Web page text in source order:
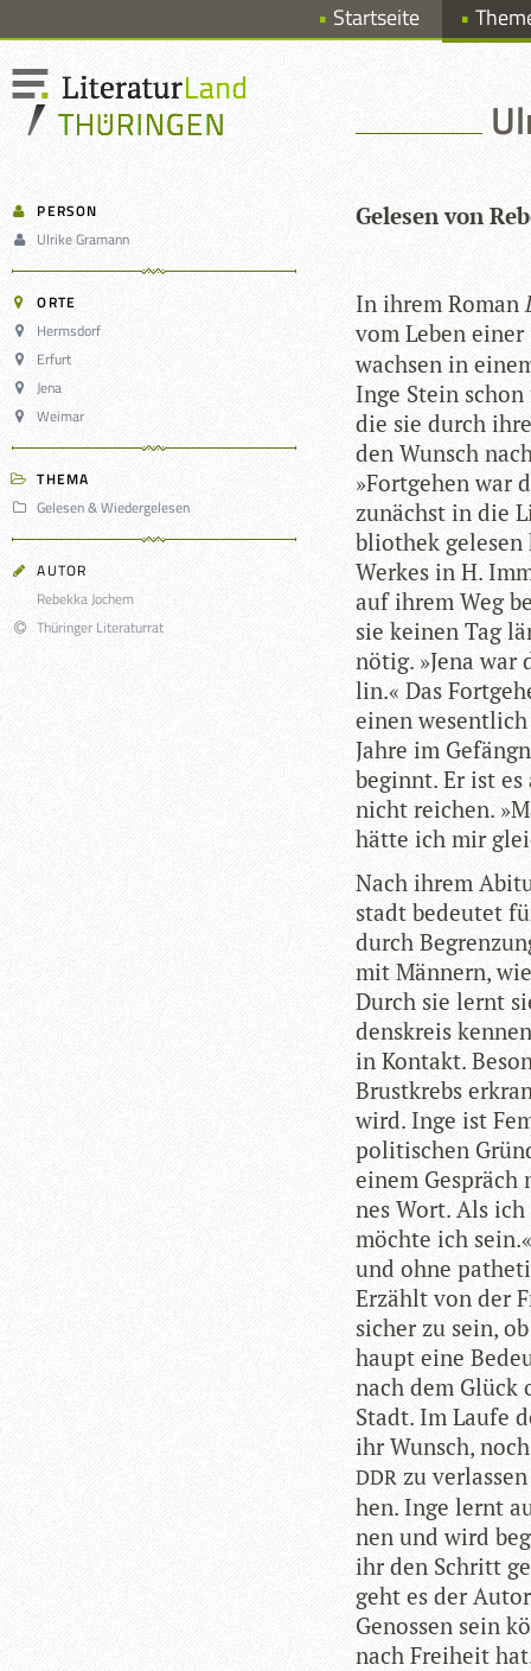
Startseite
PERSON
Ulrike Gramann
ORTE
Hermsdorf
Erfurt
Jena
Weimar
THEMA
Gelesen & Wiedergelesen
AUTOR
Rebekka Jochem
Thüringer Literaturrat
Gele­sen von
In ihrem Roman
vom Leben
wach­sen in
Inge Stein
die sie durch
den Wunsch
»Fort­ge­hen war
zunächst in die
blio­thek
Wer­kes in H.
auf ihrem Weg
sie kei­nen Tag
nötig. »Jena war
lin.« Das
einen
Jahre im
beginnt. Er ist
nicht rei­chen.
hätte ich mir
Nach ihrem
stadt bedeu­tet
durch
mit Män­nern,
Durch sie lernt
dens­kreis
in Kon­takt.
Brust­krebs
wird. Inge ist
poli­ti­schen
einem
nes Wort. Als
möchte ich
und ohne
Erzählt von der
sicher zu sein,
haupt eine
nach dem Glück
Stadt. Im Laufe
ihr Wunsch,
DDR zu
hen. Inge lernt
nen und wird
ihr den Schritt
geht es der
Genos­sen sein
nach Frei­heit